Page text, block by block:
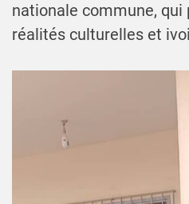
nationale commune,
réalités culturelles et